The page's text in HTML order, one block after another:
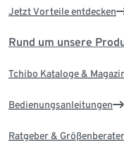
Jetzt Vorteile entdecken
Rund um unsere
Tchibo Kataloge &
Bedienungsanleitungen
Ratgeber & Größenberater